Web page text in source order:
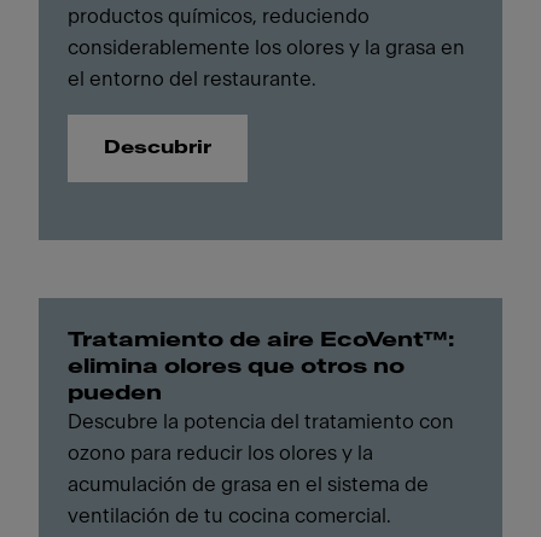
productos químicos, reduciendo
considerablemente los olores y la grasa en
el entorno del restaurante.
Descubrir
Tratamiento de aire EcoVent™:
elimina olores que otros no
pueden
Descubre la potencia del tratamiento con
ozono para reducir los olores y la
acumulación de grasa en el sistema de
ventilación de tu cocina comercial.